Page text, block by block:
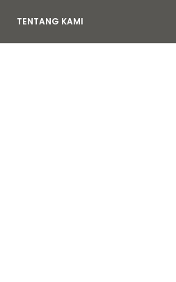
TENTANG KAMI